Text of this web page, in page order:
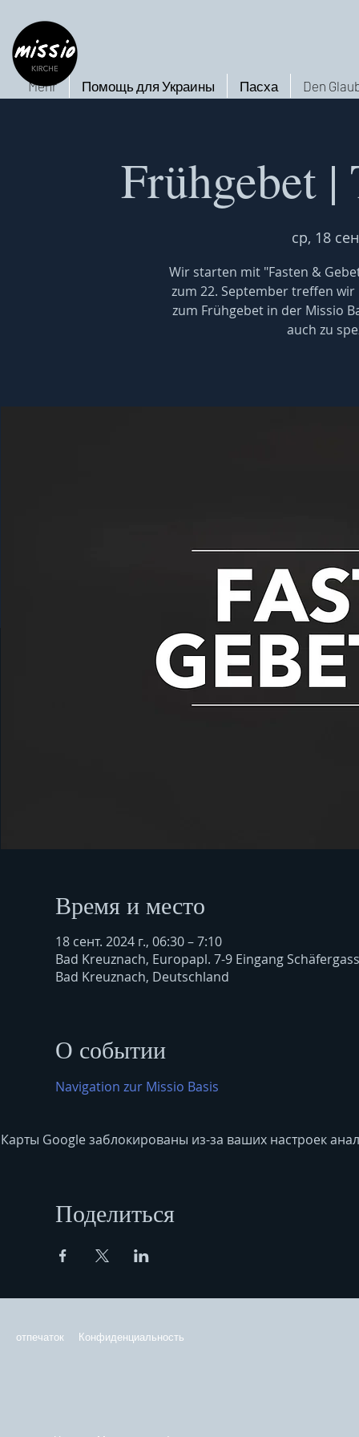
Den
Пасха
Помощь для Украины
Mehr
Frühgebet |
ср, 18
Wir starten mit "Fasten &
zum 22. September treffen wir
zum Frühgebet in der Missio
auch zu
Время и место
18 сент. 2024 г., 06:30 – 7:10
Bad Kreuznach, Europapl. 7-9 Eingang
Bad Kreuznach, Deutschland
О событии
Navigation zur Missio Basis
Карты Google заблокированы из-за ваших настроек
Поделиться
отпечаток Конфиденциальность